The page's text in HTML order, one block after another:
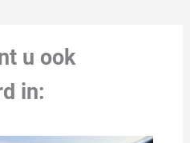
u ook
in: